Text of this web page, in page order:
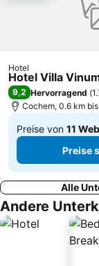
Brauhaus Kloster
Güls mit Bisholder
Pulvermaar
Cochem Castle
Hotel
Hotel Villa
9,2 Hervorragend (
Cochem, 0.6 km
Preise von 11
Ab
149 € Preise
Alle
Andere